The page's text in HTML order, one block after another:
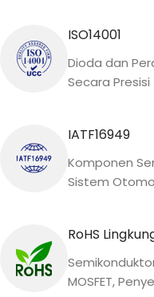
ISO14001
Dioda dan
Secara
IATF16949
Komponen
Sistem
RoHS
MOSFET,